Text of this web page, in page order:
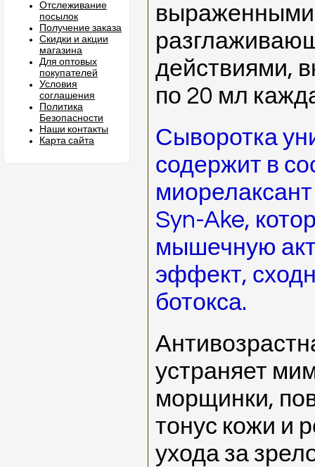
Отслеживание
посылок
Получение заказа
Скидки и акции
магазина
Для оптовых
покупателей
Условия
соглашения
Политика
Безопасности
Наши контакты
Карта сайта
действиями,
по 20 мл
Сыворотка
содержит в
Syn-Ake,
мышечную
эффект,
ботокса.
устраняет
морщинки,
тонус кожи и
ухода за